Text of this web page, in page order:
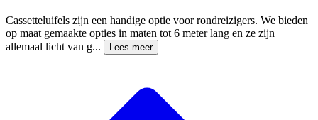
Cassetteluifels zijn een handige optie voor rondreizigers. We bieden
op maat gemaakte opties in maten tot 6 meter lang en ze zijn
allemaal licht van g...
Lees meer